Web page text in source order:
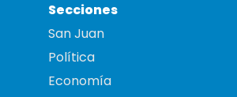
Secciones
San Juan
Política
Economía